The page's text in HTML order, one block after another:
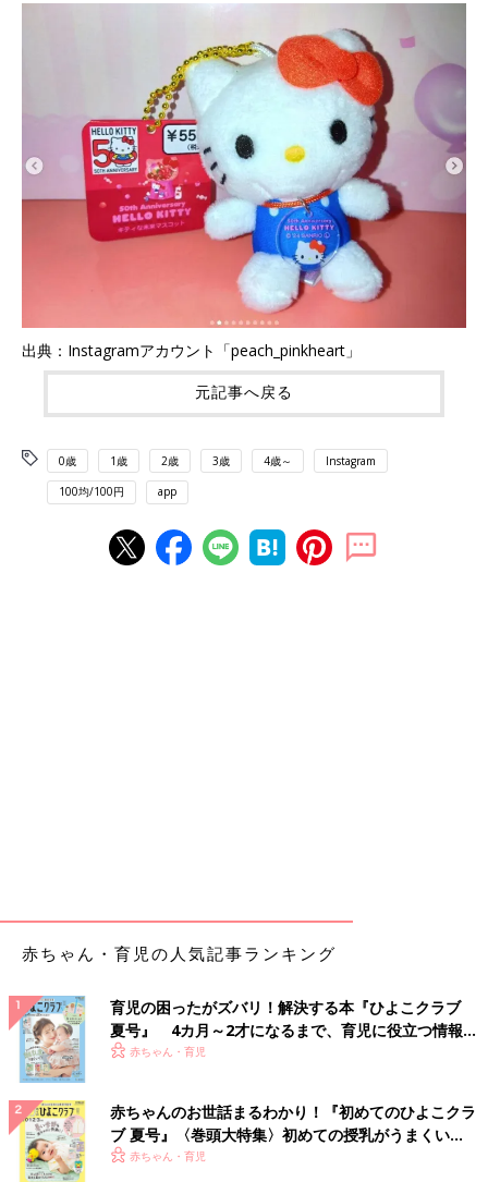
出典：Instagramアカウント「peach_pinkheart」
元記事へ戻る
0歳 1歳 2歳 3歳 4歳～ Instagram
100均/100円 app
赤ちゃん・育児の人気記事ランキング
育児の困ったがズバリ！解決する本『ひよこクラブ
夏号』 4カ月～2才になるまで、育児に役立つ情報が
いっぱい！
赤ちゃん・育児
赤ちゃんのお世話まるわかり！『初めてのひよこクラ
ブ 夏号』〈巻頭大特集〉初めての授乳がうまくい
く！ おっぱい・ミルクの基本と夏のトラブル 解決テ
赤ちゃん・育児